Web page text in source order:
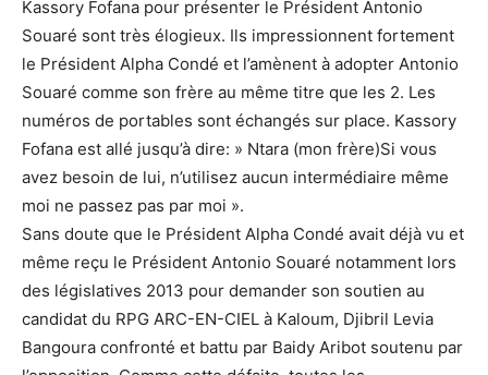
Kassory Fofana pour présenter le Président Antonio
Souaré sont très élogieux. Ils impressionnent fortement
le Président Alpha Condé et l’amènent à adopter Antonio
Souaré comme son frère au même titre que les 2. Les
numéros de portables sont échangés sur place. Kassory
Fofana est allé jusqu’à dire: » Ntara (mon frère)Si vous
avez besoin de lui, n’utilisez aucun intermédiaire même
moi ne passez pas par moi ».
Sans doute que le Président Alpha Condé avait déjà vu et
même reçu le Président Antonio Souaré notamment lors
des législatives 2013 pour demander son soutien au
candidat du RPG ARC-EN-CIEL à Kaloum, Djibril Levia
Bangoura confronté et battu par Baidy Aribot soutenu par